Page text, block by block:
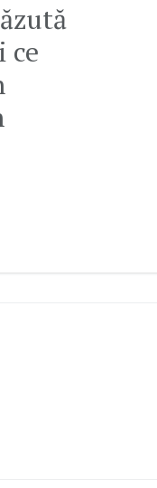
ce